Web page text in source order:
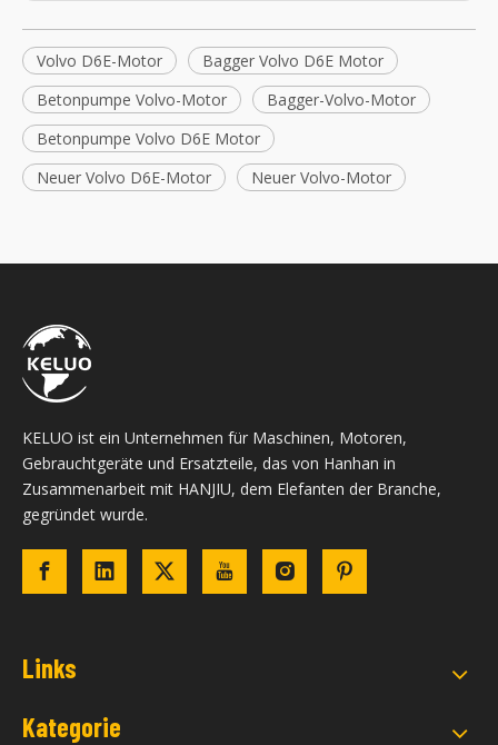
Volvo D6E-Motor
Bagger Volvo D6E Motor
Betonpumpe Volvo-Motor
Bagger-Volvo-Motor
Betonpumpe Volvo D6E Motor
Neuer Volvo D6E-Motor
Neuer Volvo-Motor
KELUO ist ein Unternehmen für Maschinen, Motoren,
Gebrauchtgeräte und Ersatzteile, das von Hanhan in
Zusammenarbeit mit HANJIU, dem Elefanten der Branche,
gegründet wurde.
Links
Kategorie